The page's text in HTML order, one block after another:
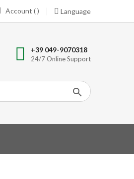
Language
Account ( )
+39 049-9070318
24/7 Online Support